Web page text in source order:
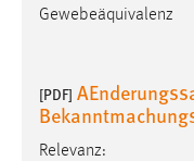
Gewebeäquivalenz
[PDF]
Relevanz: